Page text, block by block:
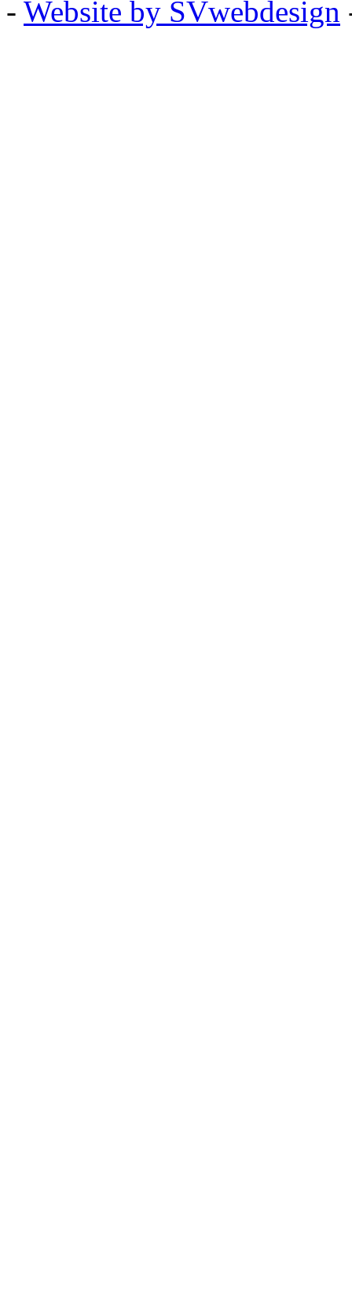
- Website by SVwebdesign